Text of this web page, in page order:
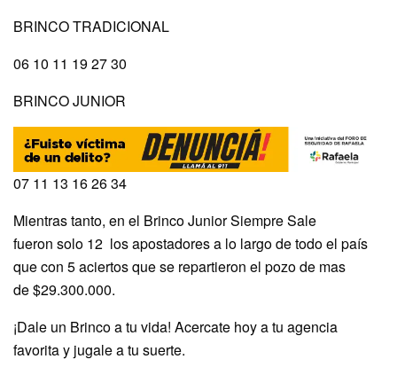
BRINCO TRADICIONAL
06 10 11 19 27 30
BRINCO JUNIOR
07 11 13 16 26 34
Mientras tanto, en el Brinco Junior Siempre Sale
fueron solo 12 los apostadores a lo largo de todo el país
que con 5 aciertos que se repartieron el pozo de mas
de $29.300.000.
¡Dale un Brinco a tu vida! Acercate hoy a tu agencia
favorita y jugale a tu suerte.